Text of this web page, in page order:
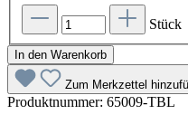
Stück
In den Warenkorb
Zum Merkzettel
Produktnummer: 65009-TBL